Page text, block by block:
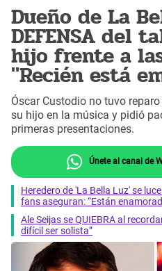
Dueño de La
DEFENSA del
hijo frente a
"Recién está
Óscar Custodio no tuvo
su hijo en la música y pidió
primeras presentaciones.
Únete al canal de
Heredero de 'La Bella Luz' se
fans aseguran: “Están
Ale Seijas se QUIEBRA al
difícil ser solista”